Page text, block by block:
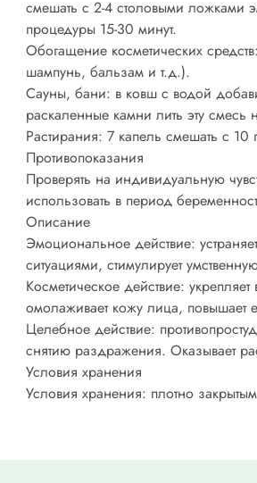
смешать с 2-4 столовыми ложками
процедуры 15-30 минут.
Обогащение косметических
шампунь, бальзам и т.д.).
Сауны, бани: в ковш с водой
раскаленные камни лить эту
Растирания: 7 капель смешать с
Противопоказания
Проверять на индивидуальную
использовать в период
Описание
Эмоциональное действие:
ситуациями, стимулирует
Косметическое действие:
омолаживает кожу лица, повышает
Целебное действие:
снятию раздражения. Оказывает
Условия хранения
Условия хранения: плотно